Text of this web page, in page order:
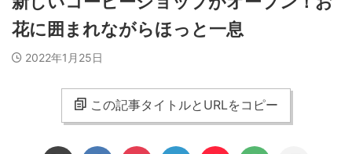
花に囲まれながらほっと一息
2022年1月25日
この記事タイトルとURLをコピー